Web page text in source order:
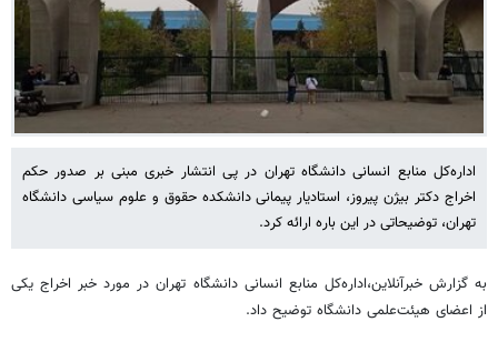
اداره‌کل منابع انسانی دانشگاه تهران در پی انتشار خبری مبنی بر صدور حکم
اخراج دکتر بیژن پیروز، استادیار پیمانی دانشکده حقوق و علوم سیاسی دانشگاه
تهران، توضیحاتی در این باره ارائه کرد.
به گزارش خبرآنلاین،اداره‌کل منابع انسانی دانشگاه تهران در مورد خبر اخراج یکی
از اعضای هیئت‌علمی دانشگاه توضیح داد.